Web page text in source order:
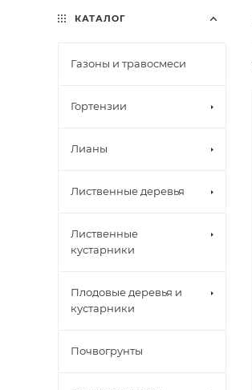
КАТАЛОГ
Газоны и травосмеси
Гортензии
Лианы
Лиственные деревья
Лиственные
кустарники
Плодовые деревья и
кустарники
Почвогрунты